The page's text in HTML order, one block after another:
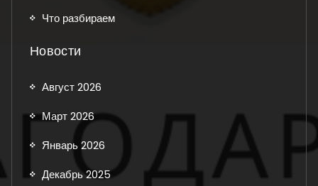
Что разбираем
Новости
Август 2026
Март 2026
Январь 2026
Декабрь 2025